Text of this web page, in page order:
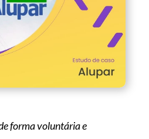
forma voluntária e